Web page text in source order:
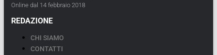
Online dal 14 febbraio 2018
REDAZIONE
CHI SIAMO
CONTATTI